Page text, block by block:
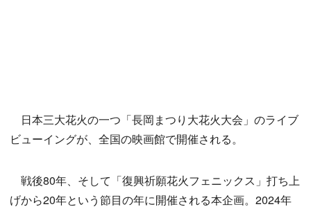
日本三大花火の一つ「長岡まつり大花火大会」のライブ
ビューイングが、全国の映画館で開催される。
戦後80年、そして「復興祈願花火フェニックス」打ち上
げから20年という節目の年に開催される本企画。2024年